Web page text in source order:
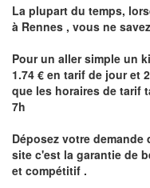
La plupart du temps,
à Rennes , vous ne
Pour un aller simple un
1.74 € en tarif de jour et
que les horaires de tarif
7h
Déposez votre
site c'est la garantie de
et compétitif .